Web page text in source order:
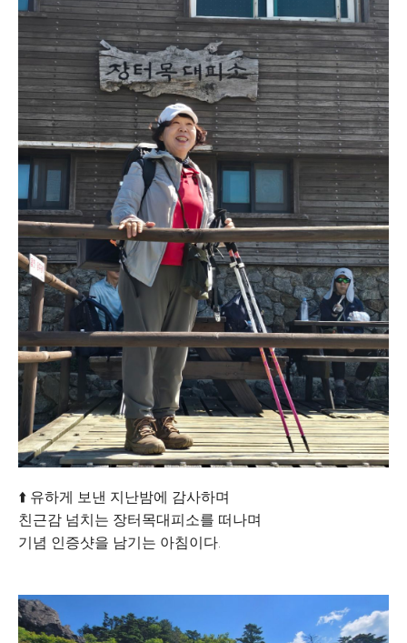
⬆️ 유하게 보낸 지난밤에 감사하며
친근감 넘치는 장터목대피소를 떠나며
기념 인증샷을 남기는 아침이다.